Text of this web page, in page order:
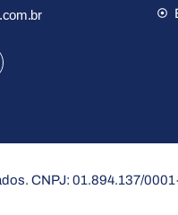
CNPJ: 01.894.137/